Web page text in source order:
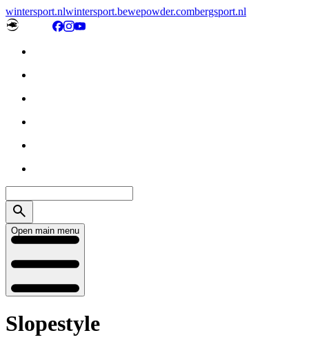
wintersport.nlwintersport.bewepowder.combergsport.nl
Open main menu
Slopestyle